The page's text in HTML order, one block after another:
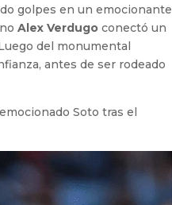
golpes en un emocionante
Alex Verdugo conectó un
del monumental
antes de ser rodeado
Soto tras el